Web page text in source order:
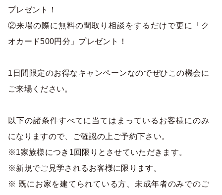
プレゼント！
②来場の際に無料の間取り相談をするだけで更に「ク
オカード500円分」プレゼント！
1日間限定のお得なキャンペーンなのでぜひこの機会に
ご来場ください。
以下の諸条件すべてに当てはまっているお客様にのみ
になりますので、ご確認の上ご予約下さい。
※1家族様につき1回限りとさせていただきます。
※新規でご見学されるお客様に限ります。
※ 既にお家を建てられている方、未成年者のみでのご